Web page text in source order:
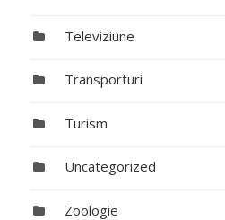
Televiziune
Transporturi
Turism
Uncategorized
Zoologie